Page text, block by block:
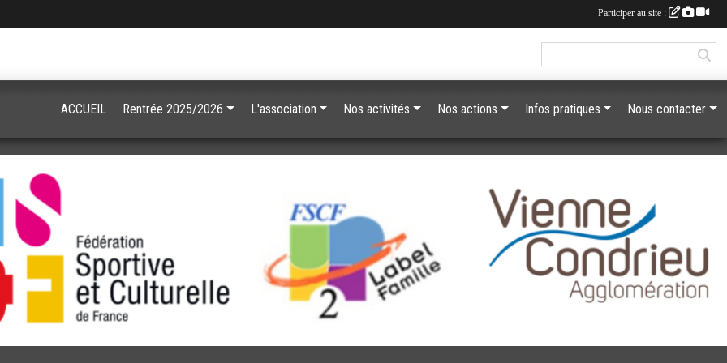
ACCUEIL Rentrée 2025/2026 L'association Nos activités Nos actions Infos pratiques Nous contacter
Participer au site :